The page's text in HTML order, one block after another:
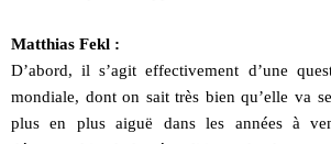
Matthias Fekl :
D’abord, il s’agit effectivement d’une
mondiale, dont on sait très bien qu’elle va
plus en plus aiguë dans les années à